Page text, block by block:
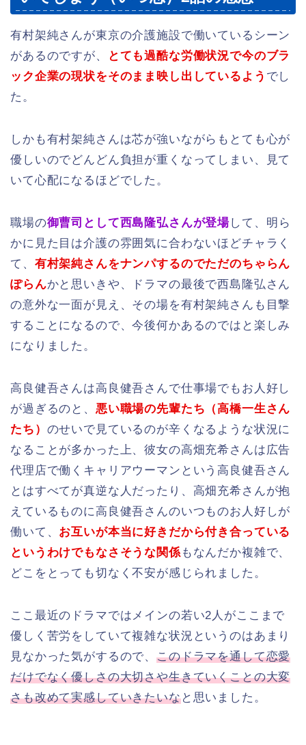
有村架純さんが東京の介護施設で働いているシーン
があるのですが、
とても過酷な労働状況で今のブラ
ック企業の現状をそのまま映し出しているよう でし
た。
しかも有村架純さんは芯が強いながらもとても心が
優しいのでどんどん負担が重くなってしまい、見て
いて心配になるほどでした。
職場の御曹司として西島隆弘さんが登場して、明ら
かに見た目は介護の雰囲気に合わないほどチャラく
て、 有村架純さんをナンパするのでただのちゃらん
ぽらんかと思いきや、ドラマの最後で西島隆弘さん
の意外な一面が見え、その場を有村架純さんも目撃
することになるので、今後何かあるのではと楽しみ
になりました。
高良健吾さんは高良健吾さんで仕事場でもお人好し
が過ぎるのと、 悪い職場の先輩たち（高橋一生さん
たち） のせいで見ているのが辛くなるような状況に
なることが多かった上、彼女の高畑充希さんは広告
代理店で働くキャリアウーマンという高良健吾さん
とはすべてが真逆な人だったり、高畑充希さんが抱
えているものに高良健吾さんのいつものお人好しが
働いて、 お互いが本当に好きだから付き合っている
というわけでもなさそうな関係もなんだか複雑で、
どこをとっても切なく不安が感じられました。
ここ最近のドラマではメインの若い2人がここまで
優しく苦労をしていて複雑な状況というのはあまり
見なかった気がするので、このドラマを通して恋愛
だけでなく優しさの大切さや生きていくことの大変
さも改めて実感していきたいなと思いました。